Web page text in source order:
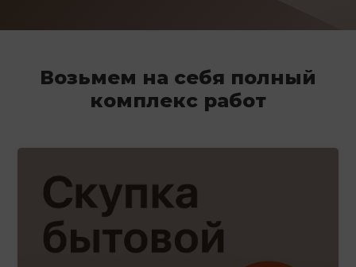
Возьмем на себя полный
комплекс работ